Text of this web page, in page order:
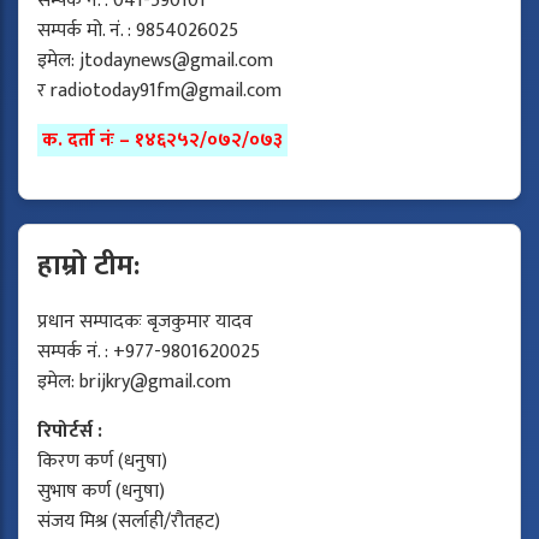
सम्पर्क मो. नं. : 9854026025
इमेल:jtodaynews@gmail.com
रradiotoday91fm@gmail.com
क. दर्ता नंः – १४६२५२/०७२/०७३
हाम्रो टीम:
प्रधान सम्पादकः बृजकुमार यादव
सम्पर्क नं. : +977-9801620025
इमेल:brijkry@gmail.com
रिपोर्टर्स :
किरण कर्ण (धनुषा)
सुभाष कर्ण (धनुषा)
संजय मिश्र (सर्लाही/रौतहट)